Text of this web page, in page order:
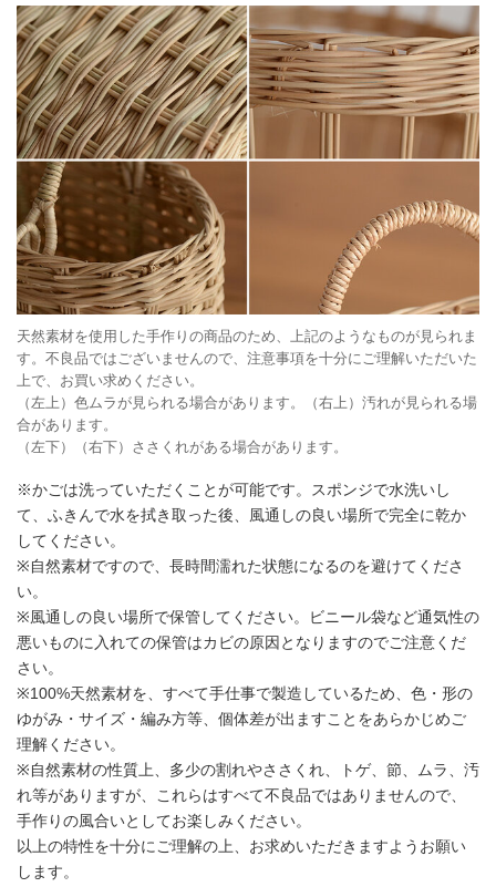
天然素材を使用した手作りの商品のため、上記のようなものが見られま
す。不良品ではございませんので、注意事項を十分にご理解いただいた
上で、お買い求めください。
（左上）色ムラが見られる場合があります。（右上）汚れが見られる場
合があります。
（左下）（右下）ささくれがある場合があります。
※かごは洗っていただくことが可能です。スポンジで水洗いし
て、ふきんで水を拭き取った後、風通しの良い場所で完全に乾か
してください。
※自然素材ですので、長時間濡れた状態になるのを避けてくださ
い。
※風通しの良い場所で保管してください。ビニール袋など通気性の
悪いものに入れての保管はカビの原因となりますのでご注意くだ
さい。
※100%天然素材を、すべて手仕事で製造しているため、色・形の
ゆがみ・サイズ・編み方等、個体差が出ますことをあらかじめご
理解ください。
※自然素材の性質上、多少の割れやささくれ、トゲ、節、ムラ、汚
れ等がありますが、これらはすべて不良品ではありませんので、
手作りの風合いとしてお楽しみください。
以上の特性を十分にご理解の上、お求めいただきますようお願い
します。